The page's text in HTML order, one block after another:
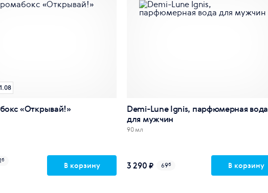
«Открывай!»
б
В корзину
Demi-Lune Ignis, парфюмерная вода
для мужчин
90 мл
3 290 ₽ 69б В корзину